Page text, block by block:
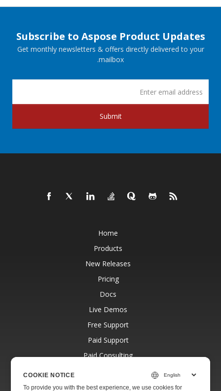
Subscribe to Aspose Product Updates
Get monthly newsletters & offers directly delivered to your
mailbox.
Submit
Home
Products
New Releases
Pricing
Docs
Live Demos
Free Support
Paid Support
Paid Consulting
Websites
COOKIE NOTICE
To provide you with the best experience, we use cookies for